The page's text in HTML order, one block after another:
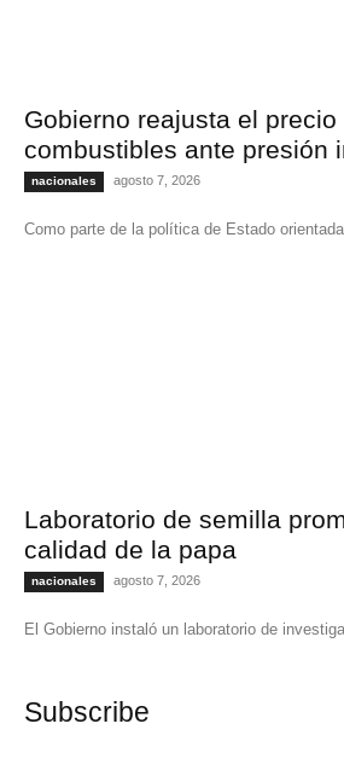
Gobierno reajusta el precio
combustibles ante presión
nacionales agosto 7, 2026
Como parte de la política de Estado orientada
Laboratorio de semilla
calidad de la papa
nacionales agosto 7, 2026
El Gobierno instaló un laboratorio de
Subscribe